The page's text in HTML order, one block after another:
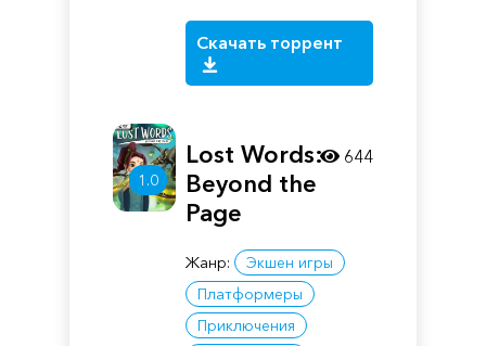
Скачать торрент
1.0
Lost Words:
Beyond the
Page
Жанр:
Экшен игры
Платформеры
Приключения
644